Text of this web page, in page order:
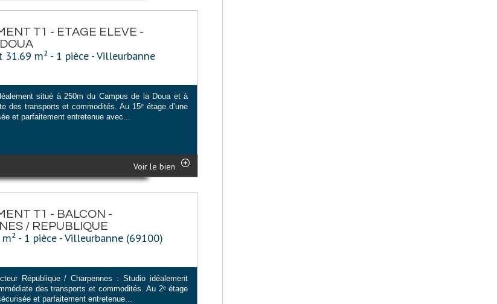
T1 - ETAGE ELEVE -
m² - 1 pièce - Villeurbanne
situé à 250m du Campus de la Doua et à
des transports et commodités. Au 15ᵉ étage d’une
et parfaitement entretenue avec...
Voir le bien
T1 - BALCON -
/ REPUBLIQUE
- 1 pièce - Villeurbanne (69100)
République / Charpennes : Studio idéalement
des transports et commodités. Au 2ᵉ étage
et parfaitement entretenue...